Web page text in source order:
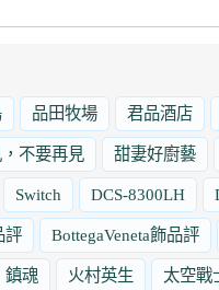
品田牧場 君品酒店
不要再見 甜妻好廚藝
Switch DCS-8300LH
評 BottegaVeneta飾品評
鎮魂 火村英生 太空戰